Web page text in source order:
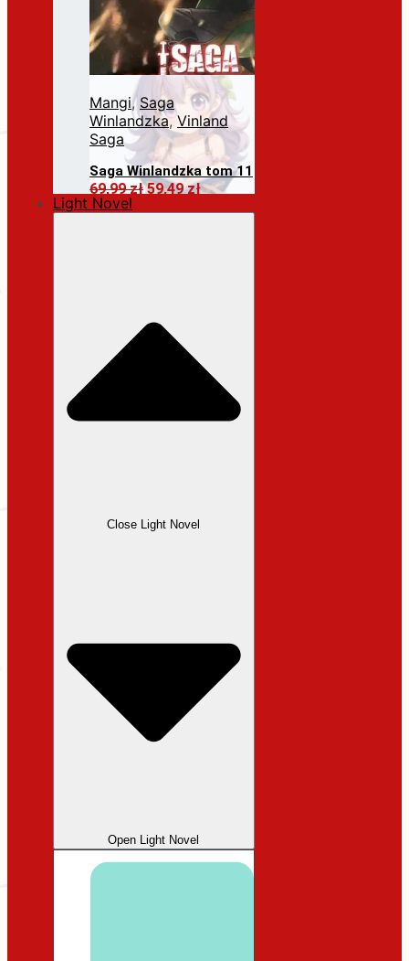
Mangi, Saga
Winlandzka, Vinland
Saga
Saga Winlandzka tom 11
69,99złPierwotna
59,49złAktualna
Dodaj do koszyka
Light Novel
Close Light Novel
Open Light Novel